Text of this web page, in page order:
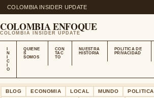
COLOMBIA INSIDER UPDATE
COLOMBIA ENFOQUE
COLOMBIA INSIDER UPDATE
N
C
O
QUIENE
S
SOMOS
CON
TAC
TO
NUESTRA
HISTORIA
POLITICA DE
PRIVACIDAD
BLOG ECONOMIA LOCAL MUNDO
POLITICA